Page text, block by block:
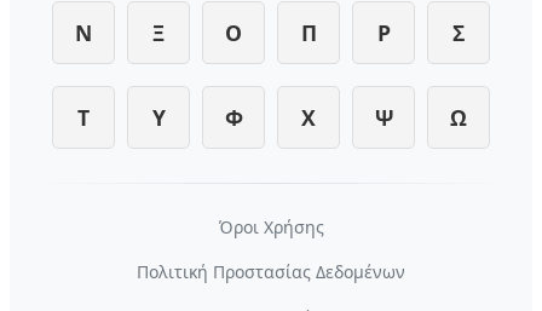
Ν Ξ Ο Π Ρ Σ
Τ Υ Φ Χ Ψ Ω
Όροι Χρήσης
Πολιτική Προστασίας Δεδομένων